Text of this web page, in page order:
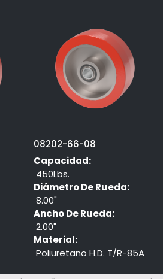
08202-66-08
Capacidad:
450Lbs.
Diámetro De Rueda:
8.00"
Ancho De Rueda:
2.00"
Material:
Poliuretano H.D. T/R-85A